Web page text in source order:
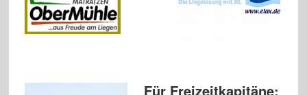
Für Freizeitkapitäne: